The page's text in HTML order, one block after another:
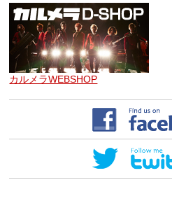
カルメラWEBSHOP